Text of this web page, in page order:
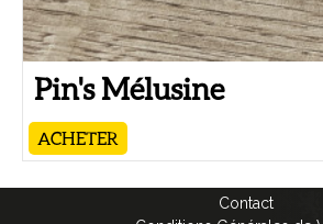
Pin's Mélusine
ACHETER
Contact